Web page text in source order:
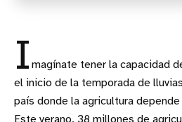
I magínate tener la capacidad
el inicio de la temporada de
país donde la agricultura
Este verano, 38 millones de